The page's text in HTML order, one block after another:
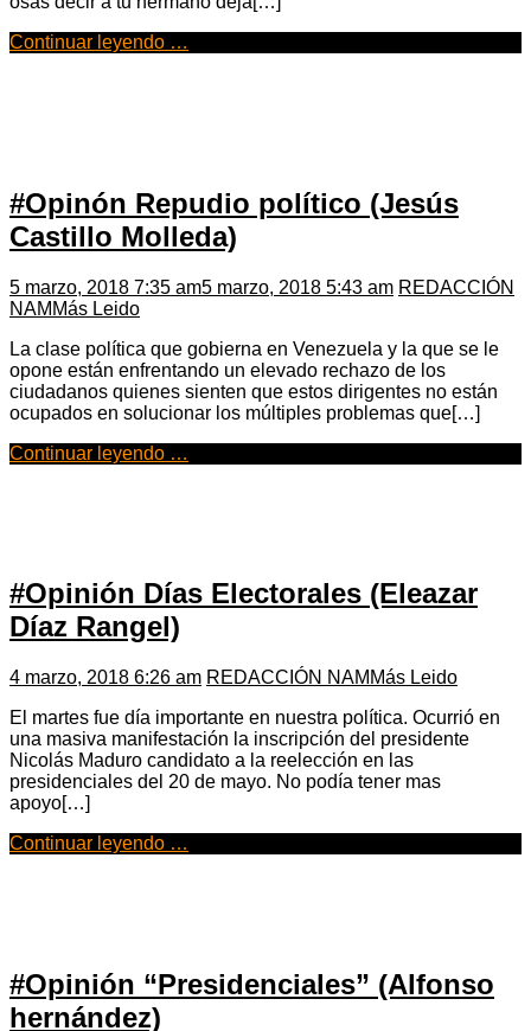
Continuar leyendo …
#Opinón Repudio político (Jesús
Castillo Molleda)
5 marzo, 2018 7:35 am5 marzo, 2018 5:43 am REDACCIÓN
NAM Más Leido
La clase política que gobierna en Venezuela y la que se le
opone están enfrentando un elevado rechazo de los
ciudadanos quienes sienten que estos dirigentes no están
ocupados en solucionar los múltiples problemas que[…]
Continuar leyendo …
#Opinión Días Electorales (Eleazar
Díaz Rangel)
4 marzo, 2018 6:26 am REDACCIÓN NAM Más Leido
El martes fue día importante en nuestra política. Ocurrió en
una masiva manifestación la inscripción del presidente
Nicolás Maduro candidato a la reelección en las
presidenciales del 20 de mayo. No podía tener mas
apoyo[…]
Continuar leyendo …
#Opinión “Presidenciales” (Alfonso
hernández)